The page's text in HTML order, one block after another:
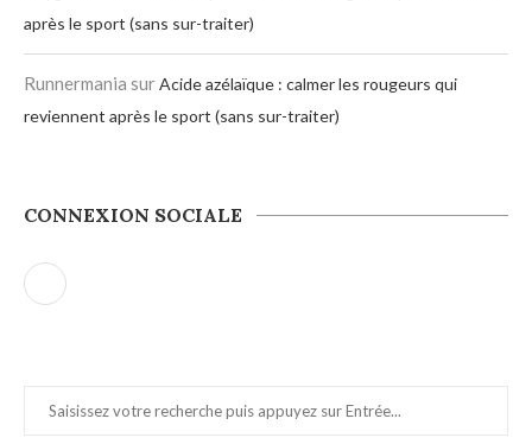
après le sport (sans sur-traiter)
Runnermania surAcide azélaïque : calmer les rougeurs qui
reviennent après le sport (sans sur-traiter)
CONNEXION SOCIALE